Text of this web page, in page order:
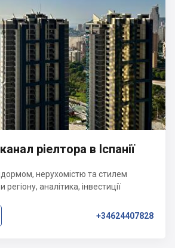
ріелтора в Іспанії
нерухомістю та стилем
аналітика, інвестиції
+34624407828